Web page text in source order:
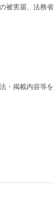
被害届、法務省
・掲載内容等を